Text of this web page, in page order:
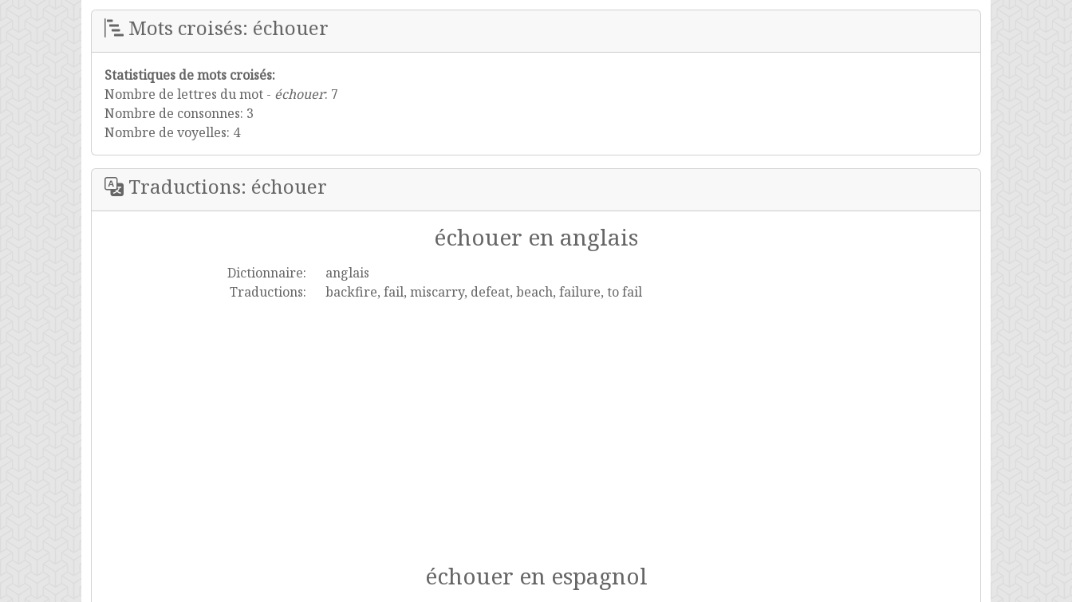
Mots croisés: échouer
Statistiques de mots croisés:
Nombre de lettres du mot - échouer: 7
Nombre de consonnes: 3
Nombre de voyelles: 4
Traductions: échouer
échouer en anglais
Dictionnaire:
anglais
Traductions:
backfire, fail, miscarry, defeat, beach, failure, to fail
échouer en espagnol